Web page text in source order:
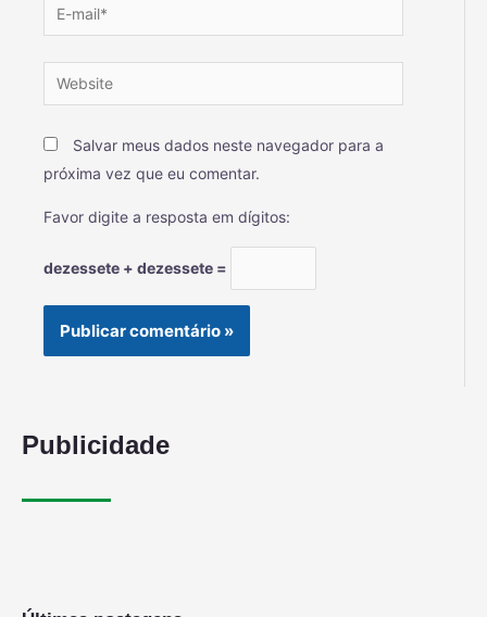
Salvar meus dados neste navegador para a
próxima vez que eu comentar.
Favor digite a resposta em dígitos:
dezessete + dezessete =
Publicidade